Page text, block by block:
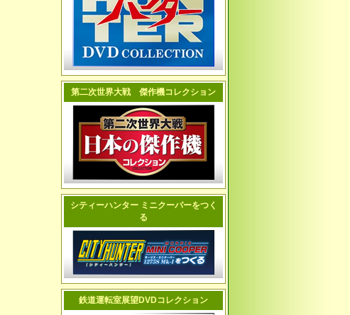
第二次世界大戦 傑作機コレクション
シティーハンター ミニクーパーをつく
る
鉄道運転室展望DVDコレクション